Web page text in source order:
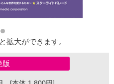
拡大ができます。
版